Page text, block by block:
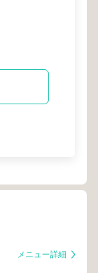
メニュー詳細